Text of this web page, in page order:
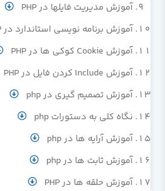
آموزش مدیریت فایلها در PHP
آموزش برنامه نویسی استاندارد در PHP
آموزش Cookie کوکی ها در PHP
آموزش Include کردن فایل در PHP
آموزش تصمیم گیری در php
نگاه کلی به دستورات php
آموزش آرایه ها در php
آموزش ثابت ها در php
آموزش حلقه ها در PHP